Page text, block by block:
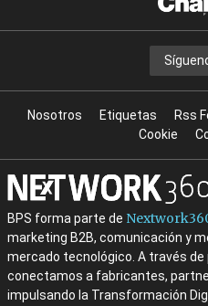
Nosotros Etiquetas Rss
Cookie
BPS forma parte de
marketing B2B, comunicación y
mercado tecnológico. A través
conectamos a fabricantes,
impulsando la Transformación